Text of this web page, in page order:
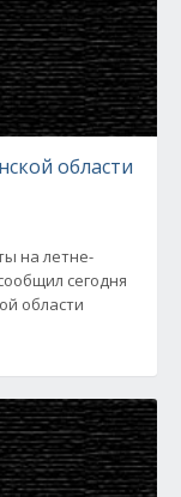
области
на летне-
сегодня
области